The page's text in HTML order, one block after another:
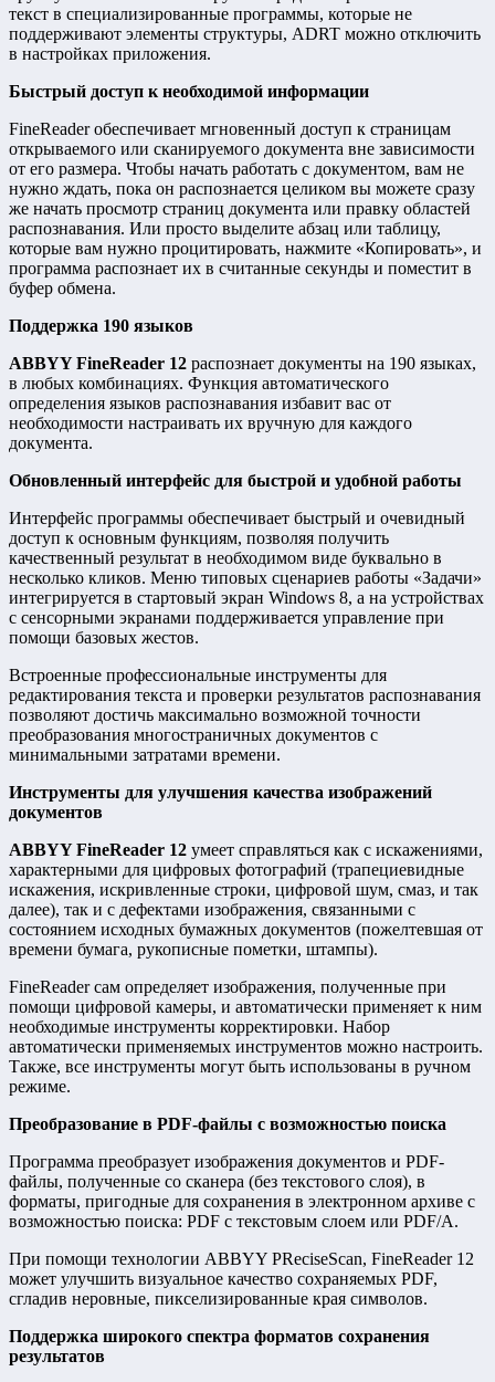
текст в специализированные программы, которые не
поддерживают элементы структуры, ADRT можно отключить
в настройках приложения.
Быстрый доступ к необходимой информации
FineReader обеспечивает мгновенный доступ к страницам
открываемого или сканируемого документа вне зависимости
от его размера. Чтобы начать работать с документом, вам не
нужно ждать, пока он распознается целиком вы можете сразу
же начать просмотр страниц документа или правку областей
распознавания. Или просто выделите абзац или таблицу,
которые вам нужно процитировать, нажмите «Копировать», и
программа распознает их в считанные секунды и поместит в
буфер обмена.
Поддержка 190 языков
ABBYY FineReader 12 распознает документы на 190 языках,
в любых комбинациях. Функция автоматического
определения языков распознавания избавит вас от
необходимости настраивать их вручную для каждого
документа.
Обновленный интерфейс для быстрой и удобной работы
Интерфейс программы обеспечивает быстрый и очевидный
доступ к основным функциям, позволяя получить
качественный результат в необходимом виде буквально в
несколько кликов. Меню типовых сценариев работы «Задачи»
интегрируется в стартовый экран Windows 8, а на устройствах
с сенсорными экранами поддерживается управление при
помощи базовых жестов.
Встроенные профессиональные инструменты для
редактирования текста и проверки результатов распознавания
позволяют достичь максимально возможной точности
преобразования многостраничных документов с
минимальными затратами времени.
Инструменты для улучшения качества изображений
документов
ABBYY FineReader 12 умеет справляться как с искажениями,
характерными для цифровых фотографий (трапециевидные
искажения, искривленные строки, цифровой шум, смаз, и так
далее), так и с дефектами изображения, связанными с
состоянием исходных бумажных документов (пожелтевшая от
времени бумага, рукописные пометки, штампы).
FineReader сам определяет изображения, полученные при
помощи цифровой камеры, и автоматически применяет к ним
необходимые инструменты корректировки. Набор
автоматически применяемых инструментов можно настроить.
Также, все инструменты могут быть использованы в ручном
режиме.
Преобразование в PDF-файлы с возможностью поиска
Программа преобразует изображения документов и PDF-
файлы, полученные со сканера (без текстового слоя), в
форматы, пригодные для сохранения в электронном архиве с
возможностью поиска: PDF с текстовым слоем или PDF/A.
При помощи технологии ABBYY PReciseScan, FineReader 12
может улучшить визуальное качество сохраняемых PDF,
сгладив неровные, пикселизированные края символов.
Поддержка широкого спектра форматов сохранения
результатов